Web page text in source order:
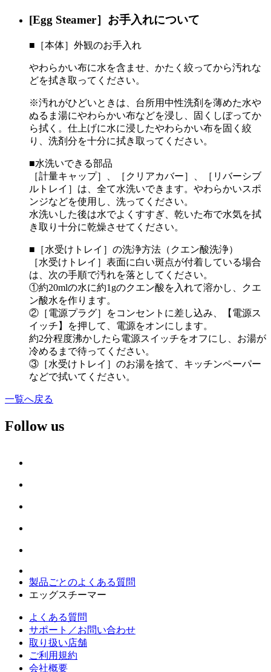
[Egg Steamer］お手入れについて
■［本体］外観のお手入れ
やわらかい布に水を含ませ、かたく絞ってから汚れな
どを拭き取ってください。
※汚れがひどいときは、台所用中性洗剤を薄めた水や
ぬるま湯にやわらかい布などを浸し、固くしぼってか
ら拭く。仕上げに水に浸したやわらかい布を固く絞
り、洗剤分を十分に拭き取ってください。
■水洗いできる部品
［計量キャップ］、［クリアカバー］、［リバーシブ
ルトレイ］は、全て水洗いできます。やわらかいスポ
ンジなどを使用し、洗ってください。
水洗いした後は水でよくすすぎ、乾いた布で水気を拭
き取り十分に乾燥させてください。
■［水受けトレイ］の洗浄方法（クエン酸洗浄）
［水受けトレイ］表面に白い斑点が付着している場合
は、次の手順で汚れを落として ください。
①約20mlの水に約1gのクエン酸を入れて溶かし、クエ
ン酸水を作ります。
②［電源プラグ］をコンセントに差し込み、【電源ス
イッチ】を押して、電源をオンにします。
約2分程度沸かしたら電源スイッチをオフにし、お湯が
冷めるまで待ってください。
③［水受けトレイ］のお湯を捨て、キッチンペーパー
などで拭いてください。
一覧へ戻る
Follow us
製品ごとのよくある質問
エッグスチーマー
よくある質問
サポート／お問い合わせ
取り扱い店舗
ご利用規約
会社概要